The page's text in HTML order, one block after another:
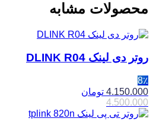
محصولات مشابه
روتر دی لینک DLINK R04
8٪
4.150.000 تومان
4.500.000